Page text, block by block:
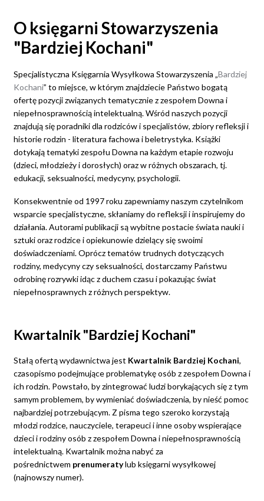
35,00 zł
O księgarni Stowarzyszenia
"Bardziej Kochani"
Specjalistyczna Księgarnia Wysyłkowa Stowarzyszenia „Bardziej
Kochani” to miejsce, w którym znajdziecie Państwo bogatą
ofertę pozycji związanych tematycznie z zespołem Downa i
niepełnosprawnością intelektualną. Wśród naszych pozycji
znajdują się poradniki dla rodziców i specjalistów, zbiory refleksji i
historie rodzin - literatura fachowa i beletrystyka. Książki
dotykają tematyki zespołu Downa na każdym etapie rozwoju
(dzieci, młodzieży i dorosłych) oraz w różnych obszarach, tj.
edukacji, seksualności, medycyny, psychologii.
Konsekwentnie od 1997 roku zapewniamy naszym czytelnikom
wsparcie specjalistyczne, skłaniamy do refleksji i inspirujemy do
działania. Autorami publikacji są wybitne postacie świata nauki i
sztuki oraz rodzice i opiekunowie dzielący się swoimi
doświadczeniami. Oprócz tematów trudnych dotyczących
rodziny, medycyny czy seksualności, dostarczamy Państwu
odrobinę rozrywki idąc z duchem czasu i pokazując świat
niepełnosprawnych z różnych perspektyw.
Kwartalnik "Bardziej Kochani"
Stałą ofertą wydawnictwa jest Kwartalnik Bardziej Kochani,
czasopismo podejmujące problematykę osób z zespołem Downa i
ich rodzin. Powstało, by zintegrować ludzi borykających się z tym
samym problemem, by wymieniać doświadczenia, by nieść pomoc
najbardziej potrzebującym. Z pisma tego szeroko korzystają
młodzi rodzice, nauczyciele, terapeuci i inne osoby wspierające
dzieci i rodziny osób z zespołem Downa i niepełnosprawnością
intelektualną. Kwartalnik można nabyć za
pośrednictwem prenumeratylub księgarni wysyłkowej
(najnowszy numer).